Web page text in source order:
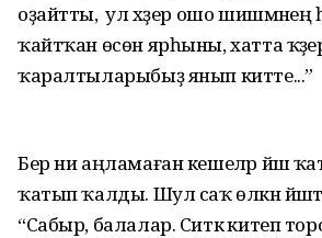
оҙайтты, ә ул хәҙер ошо
ҡайт­ҡан өсөн ярһыны, хатта
ҡаралтыларыбыҙ янып китте...”
Бер ни аңламаған кешеләр йәш
ҡатып ҡалды. Шул саҡ өлкән
“Сабыр, балалар. Ситкә китеп